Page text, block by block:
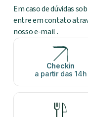
Em caso de dúvidas
entre em contato
nosso e-mail.
Checkin
a partir das 14h